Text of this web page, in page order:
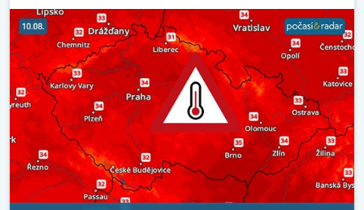
Výrazně vysoké teploty se vrátí v neděli. Ochlazení jen krátké.